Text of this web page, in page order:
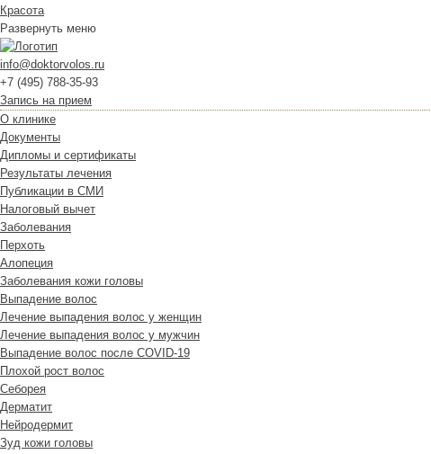
Красота
Развернуть меню
info@doktorvolos.ru
+7 (495) 788-35-93
Запись на прием
О клинике
Документы
Дипломы и сертификаты
Результаты лечения
Публикации в СМИ
Налоговый вычет
Заболевания
Перхоть
Алопеция
Заболевания кожи головы
Выпадение волос
Лечение выпадения волос у женщин
Лечение выпадения волос у мужчин
Выпадение волос после COVID-19
Плохой рост волос
Cеборея
Дерматит
Нейродермит
Зуд кожи головы